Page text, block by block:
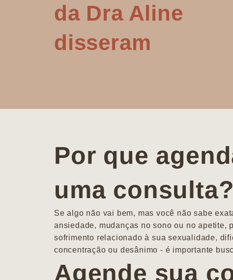
da Dra Aline
disseram
Por que
uma consulta?
Se algo não vai bem, mas você não sabe
ansiedade, mudanças no sono ou no apetite,
sofrimento relacionado à sua sexualidade,
concentração ou desânimo - é importante
Agende sua